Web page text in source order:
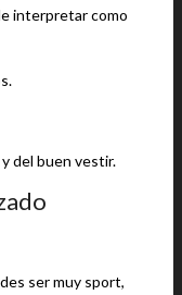
interpretar como
del buen vestir.
ser muy sport,